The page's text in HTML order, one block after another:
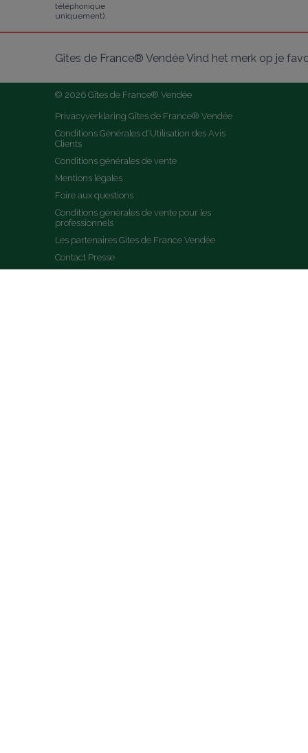
téléphonique
uniquement).
Gîtes de France® Vendée Vind het merk op je
© 2026 Gîtes de France® Vendée
Privacyverklaring Gîtes de France® Vendée
Conditions Générales d'Utilisation des Avis
Clients
Conditions générales de vente
Mentions légales
Foire aux questions
Conditions générales de vente pour les
professionnels
Les partenaires Gites de France Vendée
Contact Presse